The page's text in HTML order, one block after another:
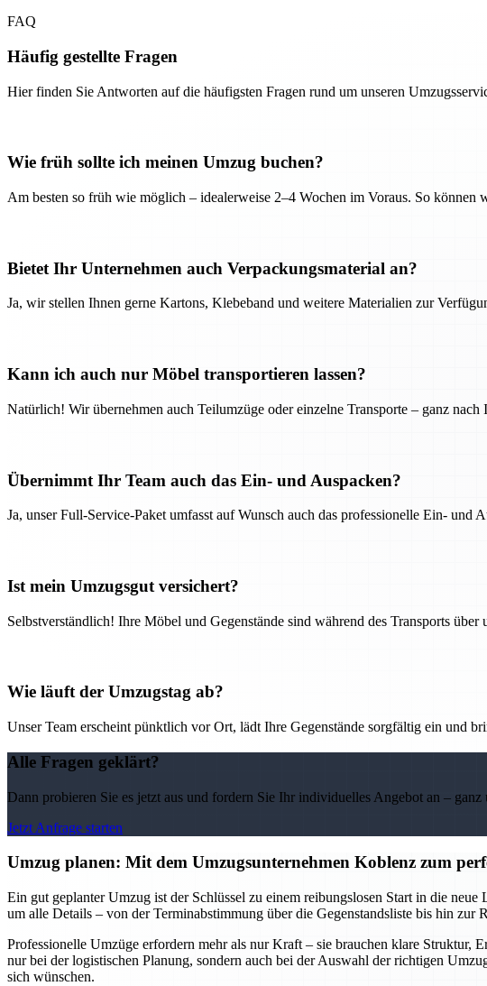
FAQ
Häufig gestellte Fragen
Hier finden Sie Antworten auf die häufigsten Fragen rund um unseren
Wie früh sollte ich meinen Umzug buchen?
Am besten so früh wie möglich – idealerweise 2–4 Wochen im Voraus. So können
Bietet Ihr Unternehmen auch Verpackungsmaterial an?
Ja, wir stellen Ihnen gerne Kartons, Klebeband und weitere Materialien zur
Kann ich auch nur Möbel transportieren lassen?
Natürlich! Wir übernehmen auch Teilumzüge oder einzelne Transporte – ganz nach
Übernimmt Ihr Team auch das Ein- und Auspacken?
Ja, unser Full-Service-Paket umfasst auf Wunsch auch das professionelle Ein- und
Ist mein Umzugsgut versichert?
Selbstverständlich! Ihre Möbel und Gegenstände sind während des Transports über
Wie läuft der Umzugstag ab?
Unser Team erscheint pünktlich vor Ort, lädt Ihre Gegenstände sorgfältig ein und
Alle Fragen geklärt?
Dann probieren Sie es jetzt aus und fordern Sie Ihr individuelles Angebot an –
Jetzt Anfrage starten
Umzug planen: Mit dem Umzugsunternehmen Koblenz zum
Ein gut geplanter Umzug ist der Schlüssel zu einem reibungslosen Start in die
um alle Details – von der Terminabstimmung über die Gegenstandsliste bis hin
Professionelle Umzüge erfordern mehr als nur Kraft – sie brauchen klare Struktur,
nur bei der logistischen Planung, sondern auch bei der Auswahl der richtigen
sich wünschen.